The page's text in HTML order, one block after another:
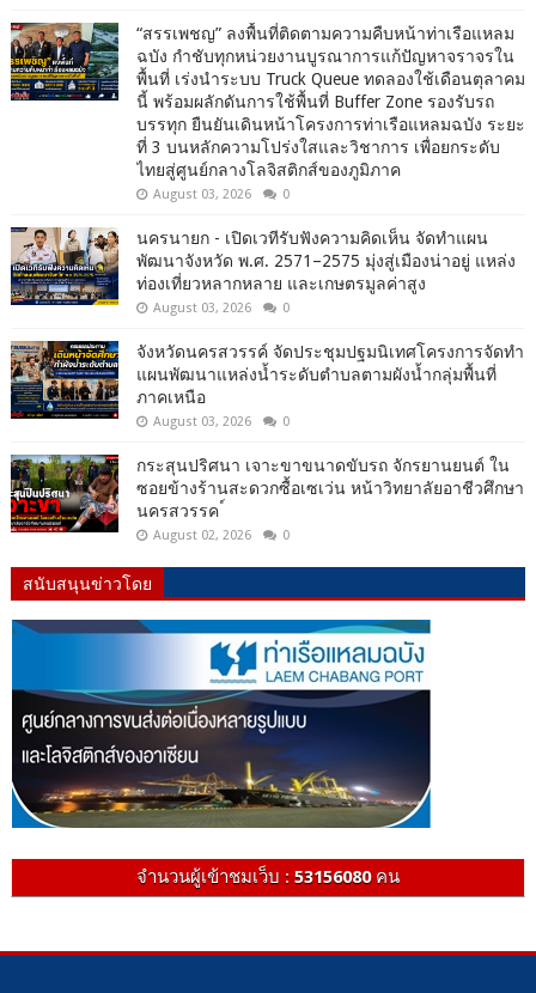
“สรรเพชญ” ลงพื้นที่ติดตามความคืบหน้าท่าเรือแหลม
ฉบัง กำชับทุกหน่วยงานบูรณาการแก้ปัญหาจราจรใน
พื้นที่ เร่งนำระบบ Truck Queue ทดลองใช้เดือนตุลาคม
นี้ พร้อมผลักดันการใช้พื้นที่ Buffer Zone รองรับรถ
บรรทุก ยืนยันเดินหน้าโครงการท่าเรือแหลมฉบัง ระยะ
ที่ 3 บนหลักความโปร่งใสและวิชาการ เพื่อยกระดับ
ไทยสู่ศูนย์กลางโลจิสติกส์ของภูมิภาค
August 03, 2026 0
นครนายก - เปิดเวทีรับฟังความคิดเห็น จัดทำแผน
พัฒนาจังหวัด พ.ศ. 2571–2575 มุ่งสู่เมืองน่าอยู่ แหล่ง
ท่องเที่ยวหลากหลาย และเกษตรมูลค่าสูง
August 03, 2026 0
จังหวัดนครสวรรค์ จัดประชุมปฐมนิเทศโครงการจัดทำ
แผนพัฒนาแหล่งน้ำระดับตำบลตามผังน้ำกลุ่มพื้นที่
ภาคเหนือ
August 03, 2026 0
กระสุนปริศนา เจาะขาขนาดขับรถ จักรยานยนต์ ใน
ซอยข้างร้านสะดวกซื้อเซเว่น หน้าวิทยาลัยอาชีวศึกษา
นครสวรรค ์
August 02, 2026 0
สนับสนุนข่าวโดย
จำนวนผู้เข้าชมเว็บ : 53156080คน